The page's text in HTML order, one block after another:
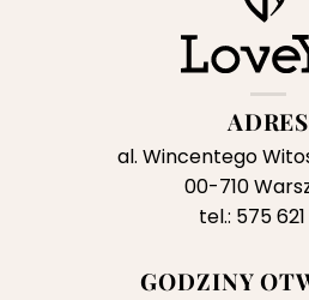
ADRES
al. Wincentego
00-710
tel.: 575 621
GODZINY